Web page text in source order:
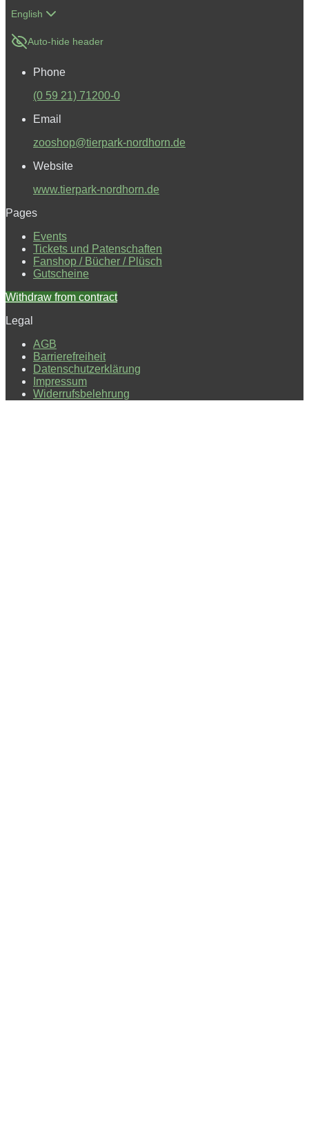
English
Auto-hide header
Phone
(0 59 21) 71200-0
Email
zooshop@tierpark-nordhorn.de
Website
www.tierpark-nordhorn.de
Pages
Events
Tickets und Patenschaften
Fanshop / Bücher / Plüsch
Gutscheine
Withdraw from contract
Legal
AGB
Barrierefreiheit
Datenschutzerklärung
Impressum
Widerrufsbelehrung